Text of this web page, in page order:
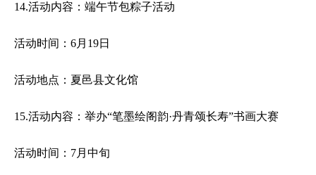
14.活动内容：端午节包粽子活动
活动时间：6月19日
活动地点：夏邑县文化馆
15.活动内容：举办“笔墨绘阁韵·丹青颂长寿”书画大赛
活动时间：7月中旬